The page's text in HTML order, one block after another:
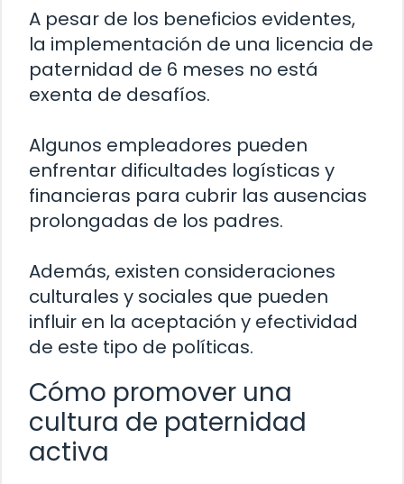
A pesar de los beneficios evidentes,
la implementación de una licencia de
paternidad de 6 meses no está
exenta de desafíos.
Algunos empleadores pueden
enfrentar dificultades logísticas y
financieras para cubrir las ausencias
prolongadas de los padres.
Además, existen consideraciones
culturales y sociales que pueden
influir en la aceptación y efectividad
de este tipo de políticas.
Cómo promover una
cultura de paternidad
activa